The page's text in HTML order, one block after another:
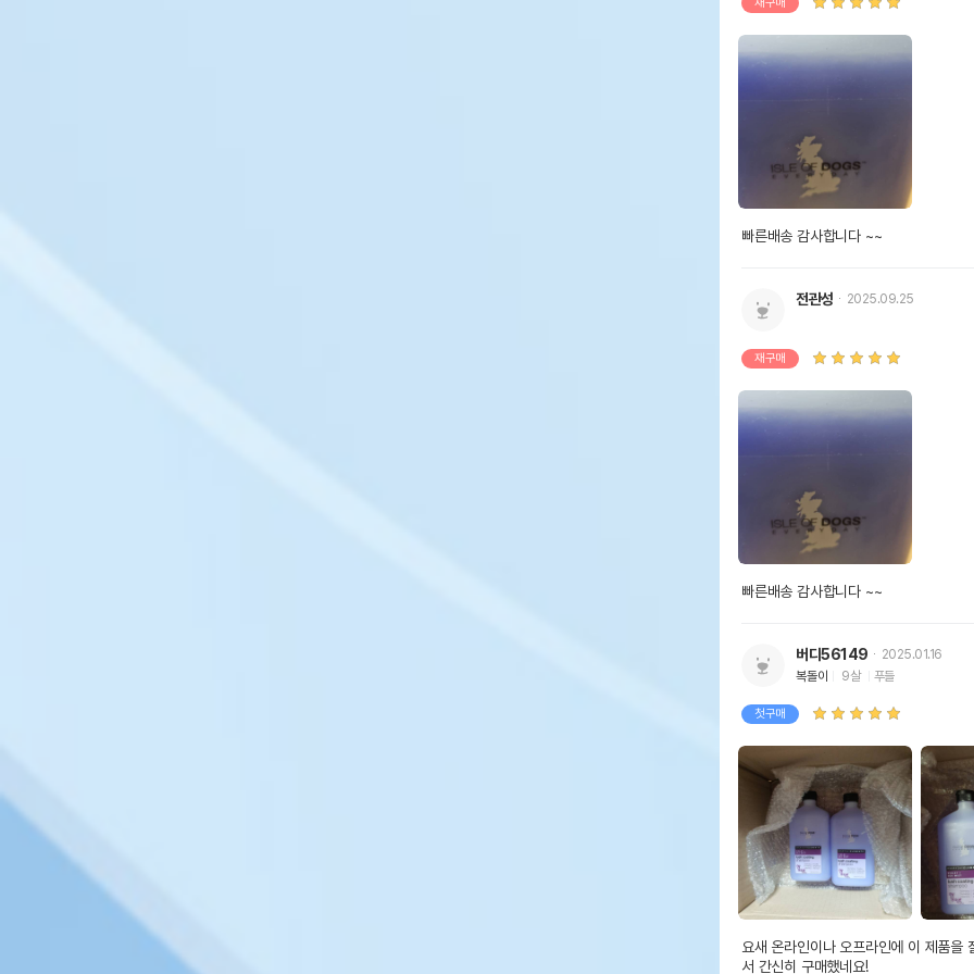
빠른배송 감사합니다 ~~
전관성 2025.09.25
재구매
빠른배송 감사합니다 ~~
버디56149
2025.01.16
복돌이
9살 푸들
첫구매
요새 온라인이나 오프라인에 이 제품을
서 간신히 구매했네요!